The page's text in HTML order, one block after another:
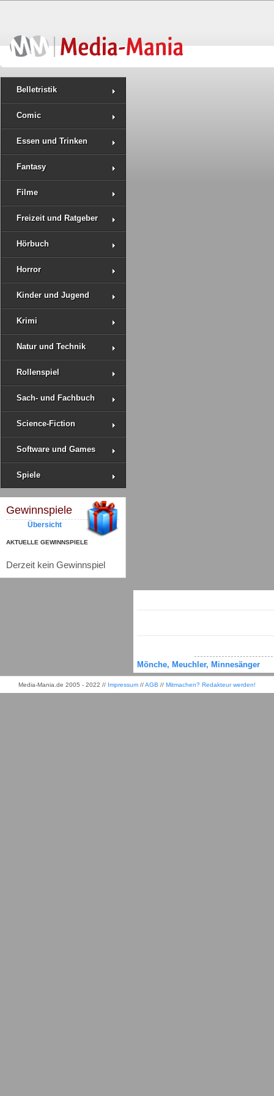
Belletristik
Comic
Essen und Trinken
Fantasy
Filme
Freizeit und Ratgeber
Hörbuch
Horror
Kinder und Jugend
Krimi
Natur und Technik
Rollenspiel
Sach- und Fachbuch
Science-Fiction
Software und Games
Spiele
Gewinnspiele
Übersicht
AKTUELLE GEWINNSPIELE
Derzeit kein Gewinnspiel
Mönche, Meuchler, Minnesänger
Media-Mania.de 2005 - 2022 // Impressum //AGB // Mitmachen? Redakteur werden!